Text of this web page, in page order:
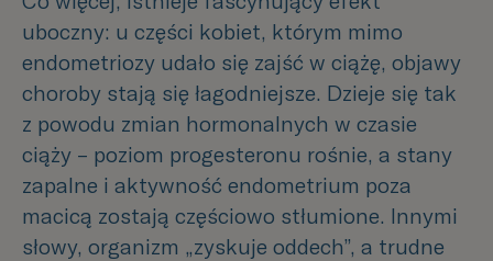
uboczny: u części kobiet, którym mimo
endometriozy udało się zajść w ciążę, objawy
choroby stają się łagodniejsze. Dzieje się tak
z powodu zmian hormonalnych w czasie
ciąży – poziom progesteronu rośnie, a stany
zapalne i aktywność endometrium poza
macicą zostają częściowo stłumione. Innymi
słowy, organizm „zyskuje oddech”, a trudne